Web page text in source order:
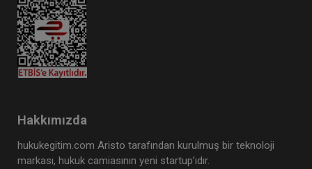
Hakkımızda
hukukegitim.com Aristo tarafından kurulmuş bir teknoloji
markası, hukuk camiasının yeni startup’ıdır.